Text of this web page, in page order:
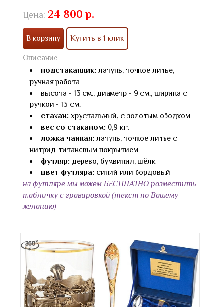
Цена: 24 800 р.
В корзину Купить в 1 клик
Описание
подстаканник: латунь, точное литье,
ручная работа
высота - 13 см., диаметр - 9 см., ширина с
ручкой - 13 см.
стакан: хрустальный, с золотым ободком
вес со стаканом: 0,9 кг.
ложка чайная: латунь, точное литье с
нитрид-титановым покрытием
футляр: дерево, бумвинил, шёлк
цвет футляра: синий или бордовый
на футляре мы можем БЕСПЛАТНО разместить
табличку с гравировкой (текст по Вашему
желанию)